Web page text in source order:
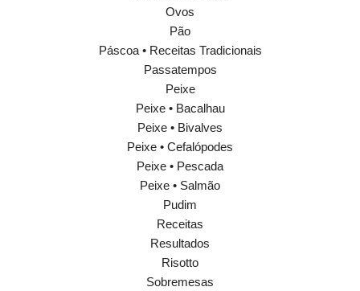
Ovos
Pão
Páscoa • Receitas Tradicionais
Passatempos
Peixe
Peixe • Bacalhau
Peixe • Bivalves
Peixe • Cefalópodes
Peixe • Pescada
Peixe • Salmão
Pudim
Receitas
Resultados
Risotto
Sobremesas